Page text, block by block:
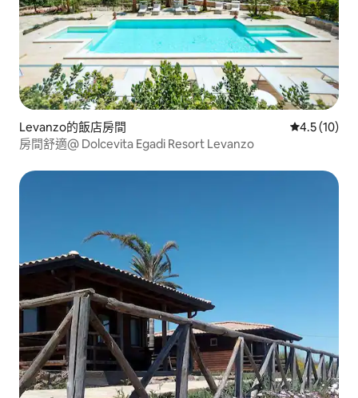
Levanzo的飯店房間 從 10 則評
4.5 (10)
房間舒適@ Dolcevita Egadi Resort Levanzo